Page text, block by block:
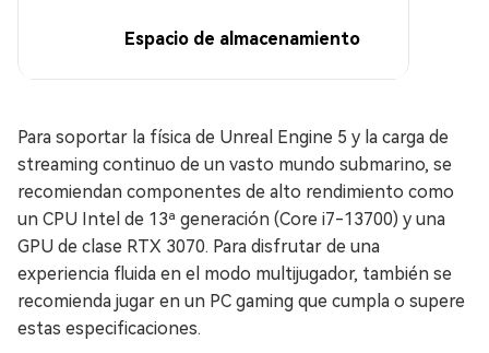
Espacio de almacenamiento
Para soportar la física de Unreal Engine 5 y la carga de
streaming continuo de un vasto mundo submarino, se
recomiendan componentes de alto rendimiento como
un CPU Intel de 13ª generación (Core i7-13700) y una
GPU de clase RTX 3070. Para disfrutar de una
experiencia fluida en el modo multijugador, también se
recomienda jugar en un PC gaming que cumpla o supere
estas especificaciones.